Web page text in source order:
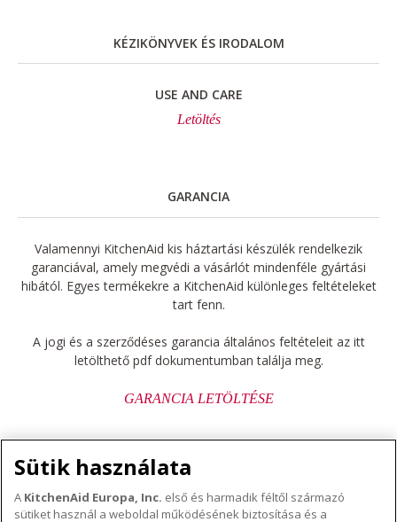
KÉZIKÖNYVEK ÉS IRODALOM
USE AND CARE
Letöltés
GARANCIA
Valamennyi KitchenAid kis háztartási készülék rendelkezik
garanciával, amely megvédi a vásárlót mindenféle gyártási
hibától. Egyes termékekre a KitchenAid különleges feltételeket
tart fenn.
A jogi és a szerződéses garancia általános feltételeit az itt
letölthető pdf dokumentumban találja meg.
GARANCIA LETÖLTÉSE
Sütik használata
A KitchenAid Europa, Inc. első és harmadik féltől származó
sütiket használ a weboldal működésének biztosítása és a